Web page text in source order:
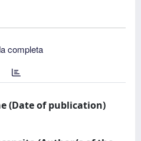
completa
(Date of publication)